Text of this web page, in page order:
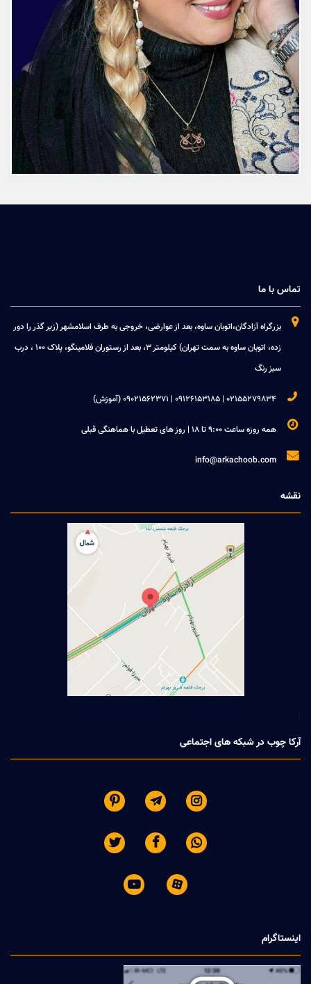
تماس با ما

بزرگراه آزادگان،اتوبان ساوه، بعد از عوارضی، خروجی به طرف اسلامشهر (زیر گذر را دور
زده، اتوبان ساوه به سمت تهران) کیلومتر 3، بعد از رستوران فلامینگو، پلاک 100 ، درب
سبز رنگ
 02155279834 | 09126153185 | 09021562371 (آموزش)
 همه روزه ساعت 9:00 تا 18 | روز های تعطیل با هماهنگی قبلی

info@arkachoob.com
نقشه
1
آرکا چوب در شبکه های اجتماعی








اینستاگرام